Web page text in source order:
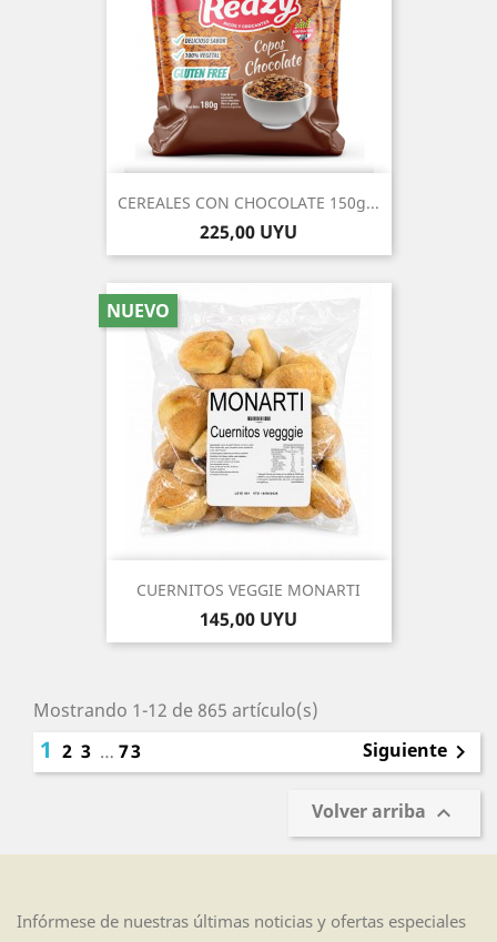
CEREALES CON CHOCOLATE 150g...
Precio
225,00 UYU
CUERNITOS VEGGIE MONARTI
Precio
145,00 UYU
NUEVO
Mostrando 1-12 de 865 artículo(s)
1 2 3 … 73 Siguiente 
Volver arriba 
Infórmese de nuestras últimas noticias y ofertas especiales